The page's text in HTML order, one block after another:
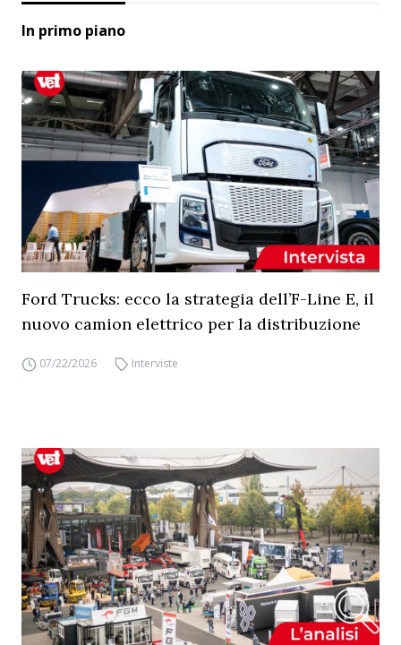
In primo piano
Ford Trucks: ecco la strategia dell’F-Line E, il
nuovo camion elettrico per la distribuzione
07/22/2026 Interviste